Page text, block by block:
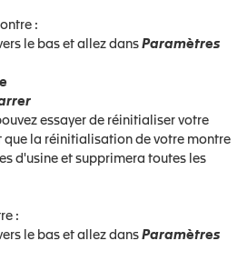
:
le bas et allez dans Paramètres
essayer de réinitialiser votre
que la réinitialisation de votre montre
d'usine et supprimera toutes les
:
le bas et allez dans Paramètres